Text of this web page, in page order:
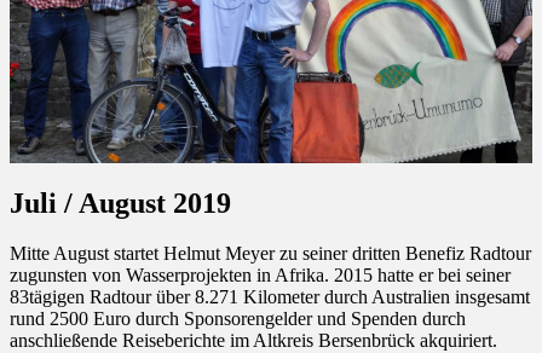
Juli / August 2019
Mitte August startet Helmut Meyer zu seiner dritten Benefiz Radtour
zugunsten von Wasserprojekten in Afrika. 2015 hatte er bei seiner
83tägigen Radtour über 8.271 Kilometer durch Australien insgesamt
rund 2500 Euro durch Sponsorengelder und Spenden durch
anschließende Reiseberichte im Altkreis Bersenbrück akquiriert.